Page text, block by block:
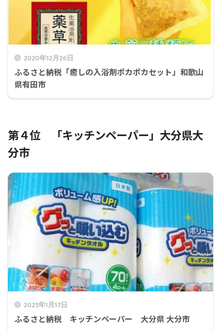
2020年12月26日
ふるさと納税「癒しの入浴剤ポカポカセット」和歌山
県有田市
第４位 「キッチンペーパー」大分県大
分市
2023年1月17日
ふるさと納税 キッチンペーパー 大分県 大分市